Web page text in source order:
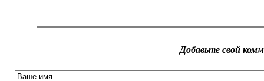
Добавьте свой